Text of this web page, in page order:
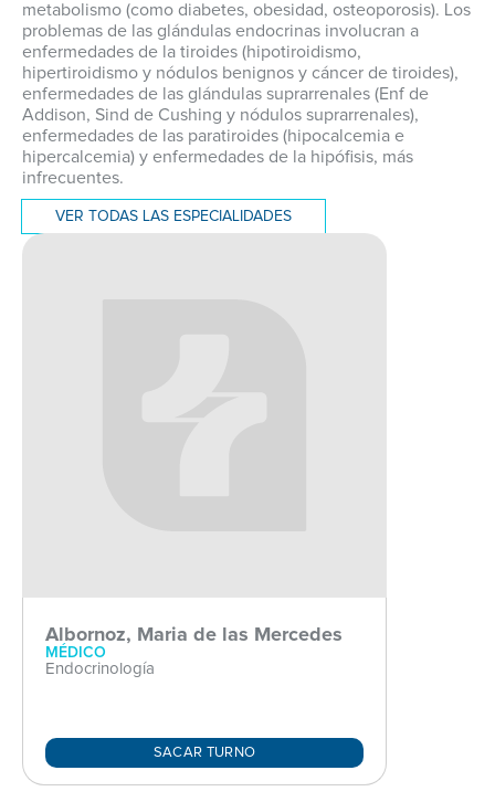
metabolismo (como diabetes, obesidad, osteoporosis). Los
problemas de las glándulas endocrinas involucran a
enfermedades de la tiroides (hipotiroidismo,
hipertiroidismo y nódulos benignos y cáncer de tiroides),
enfermedades de las glándulas suprarrenales (Enf de
Addison, Sind de Cushing y nódulos suprarrenales),
enfermedades de las paratiroides (hipocalcemia e
hipercalcemia) y enfermedades de la hipófisis, más
infrecuentes.
VER TODAS LAS ESPECIALIDADES
Albornoz, Maria de las Mercedes
MÉDICO
Endocrinología
SACAR TURNO